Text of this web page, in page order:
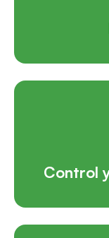
Control